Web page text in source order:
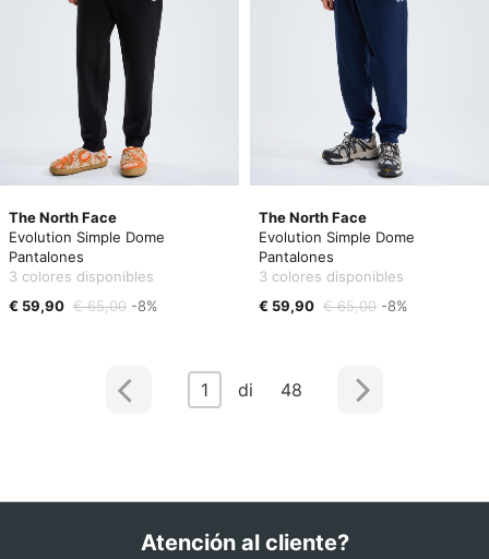
The North Face
Evolution Simple Dome
Pantalones
3 colores disponibles
€ 59,90 € 65,00 -8%
The North Face
Evolution Simple Dome
Pantalones
3 colores disponibles
€ 59,90 € 65,00 -8%
1 di 48
Atención al cliente?